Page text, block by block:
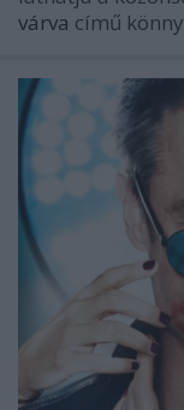
várva című